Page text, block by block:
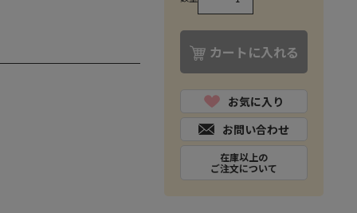
カートに入れる
お気に入り
お問い合わせ
在庫以上の
ご注文について